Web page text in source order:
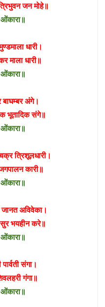
जन मोहे॥
धारी।
माला धारी॥
बाघम्बर अंगे।
भूतादिक संगे॥
त्रिशूलधारी।
कारी॥
जानत अविवेका।
भयहीन करे॥
संगा।
गंगा॥